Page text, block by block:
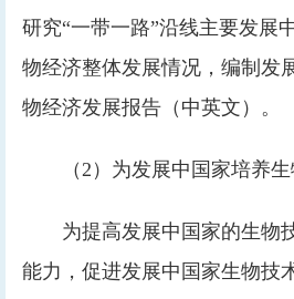
研究“一带一路”沿线主要发展
物经济整体发展情况，编制发
物经济发展报告（中英文）。
（2）为发展中国家培养
为提高发展中国家的生物
能力，促进发展中国家生物技